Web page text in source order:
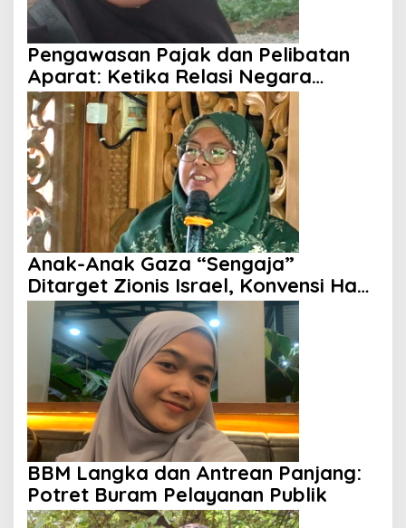
Pengawasan Pajak dan Pelibatan
Aparat: Ketika Relasi Negara
dengan Rakyat Dipertanyakan
Anak-Anak Gaza “Sengaja”
Ditarget Zionis Israel, Konvensi Hak
Anak Tak Berdaya
BBM Langka dan Antrean Panjang:
Potret Buram Pelayanan Publik